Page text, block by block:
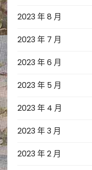
2023 年 8 月
2023 年 7 月
2023 年 6 月
2023 年 5 月
2023 年 4 月
2023 年 3 月
2023 年 2 月